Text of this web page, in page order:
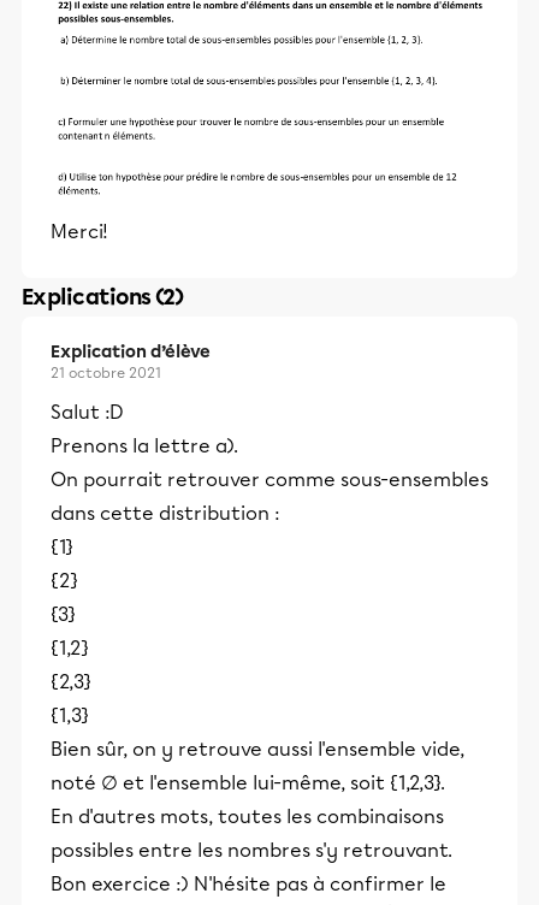
Merci!
Explications (2)
Explication d’élève
21 octobre 2021
Salut :D
Prenons la lettre a).
On pourrait retrouver comme sous-ensembles
dans cette distribution :
{1}
{2}
{3}
{1,2}
{2,3}
{1,3}
Bien sûr, on y retrouve aussi l'ensemble vide,
noté ∅ et l'ensemble lui-même, soit {1,2,3}.
En d'autres mots, toutes les combinaisons
possibles entre les nombres s'y retrouvant.
Bon exercice :) N'hésite pas à confirmer le